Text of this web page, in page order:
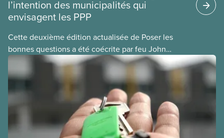
l’intention des municipalités qui
envisagent les PPP
Cette deuxième édition actualisée de Poser les
bonnes questions a été coécrite par feu John
Loxley et son fils, le chercheur Salim Loxley. À la
lumière des données et les expériences les plus
récentes au Canada et dans le monde entier, ce
guide examine avec un œil critique les arguments
en faveur et à l’encontre du recours aux
partenariats public-privé (PPP) pour les
infrastructures municipales. Ce texte en ligne est